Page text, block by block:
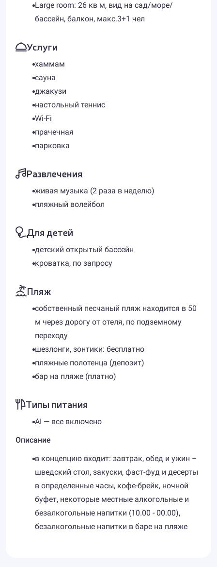
Large room: 26 кв м, вид на сад/море/
бассейн, балкон, макс.3+1 чел
Услуги
хаммам
сауна
джакузи
настольный теннис
Wi-Fi
прачечная
парковка
Развлечения
живая музыка (2 раза в неделю)
пляжный волейбол
Для детей
детский открытый бассейн
кроватка, по запросу
Пляж
собственный песчаный пляж находится в 50
м через дорогу от отеля, по подземному
переходу
шезлонги, зонтики: бесплатно
пляжные полотенца (депозит)
бар на пляже (платно)
Типы питания
AI — все включено
Описание
в концепцию входит: завтрак, обед и ужин –
шведский стол, закуски, фаст-фуд и десерты
в определенные часы, кофе-брейк, ночной
буфет, некоторые местные алкогольные и
безалкогольные напитки (10.00 - 00.00),
безалкогольные напитки в баре на пляже